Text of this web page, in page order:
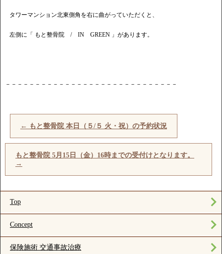
タワーマンション北東側角を右に曲がっていただくと、
左側に「 もと整骨院 / IN GREEN 」があります。
－－－－－－－－－－－－－－－－－－－－－－－－－－－－－
← もと整骨院 本日（５/５ 火・祝）の予約状況
もと整骨院 5月15日（金）16時までの受付けとなります。
→
Top
Concept
保険施術 交通事故治療